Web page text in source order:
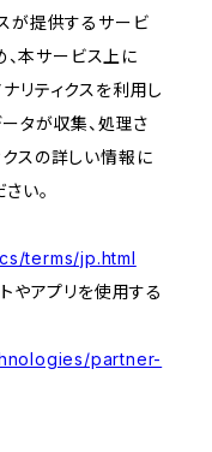
スが提供するサービ
本サービス上に
ティクスを利用し
タが収集、処理さ
スの詳しい情報に
い。
terms/jp.html
やアプリを使用する
partner-